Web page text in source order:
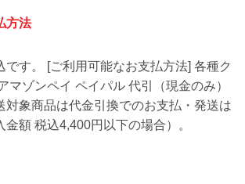
方法
です。 [ご利用可能なお支払方法] 各種ク
マゾンペイ ペイパル 代引（現金のみ）
象商品は代金引換でのお支払・発送は
額 税込4,400円以下の場合）。